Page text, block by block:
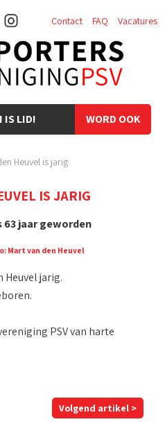
WORD OOK
IS LID!
Contact FAQ Vacatures
Heuvel is jarig
IS JARIG
63 jaar geworden
Mart van den Heuvel
Heuvel jarig.
PSV van harte
Volgend artikel >